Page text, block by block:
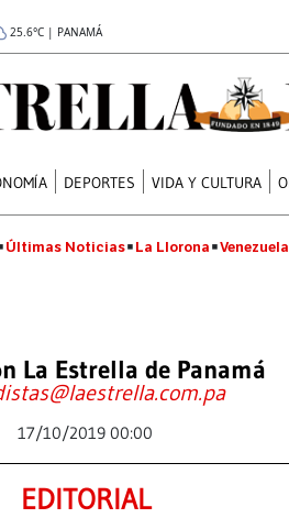
25.6°C | PANAMÁ
DEPORTES VIDA Y CULTURA
Últimas Noticias La Llorona Venezuela
La Estrella de Panamá
17/10/2019 00:00
EDITORIAL